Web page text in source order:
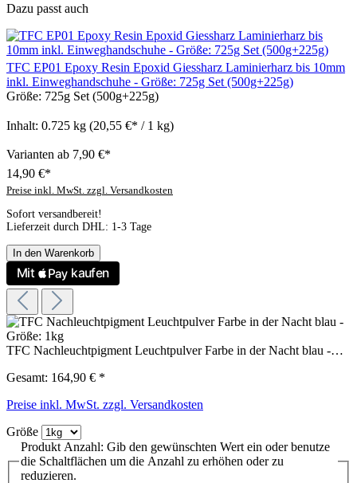
Dazu passt auch
TFC EP01 Epoxy Resin Epoxid Giessharz Laminierharz bis 10mm
inkl. Einweghandschuhe - Größe: 725g Set (500g+225g)
Größe: 725g Set (500g+225g)
Inhalt: 0.725 kg (20,55 €* / 1 kg)
Varianten ab 7,90 €*
14,90 €*
Preise inkl. MwSt. zzgl. Versandkosten
Sofort versandbereit!
Lieferzeit durch DHL: 1-3 Tage
In den Warenkorb
TFC Nachleuchtpigment Leuchtpulver Farbe in der Nacht blau -…
Gesamt: 164,90 € *
Preise inkl. MwSt. zzgl. Versandkosten
Größe
Produkt Anzahl: Gib den gewünschten Wert ein oder benutze
die Schaltflächen um die Anzahl zu erhöhen oder zu
reduzieren.